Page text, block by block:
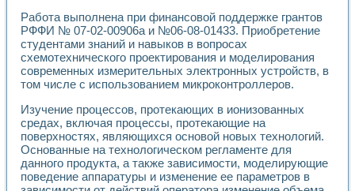
Разработка модификаций алгоритма полигармонической
Учебный стенд для исследования принципа действия
Виртуальная система поддержки принимаемых решений в
Преемственность дисциплин «Моделирование систем» и
Универсальный стенд для исследования электрических
Виртуальный измеритель частотных характеристик на
Лабораторный практикум по основам теории Коммутации
Разработка виртуальной лабораторной работы
Виртуальные практикумы по электротехнике в среде
Из опыта внедрения в рамках национального проекта
Исследование эффективности решателей
Работа выполнена при финансовой поддержке грантов
РФФИ № 07-02-00906а и №06-08-01433. Приобретение
студентами знаний и навыков в вопросах
схемотехнического проектирования и моделирования
современных измерительных электронных устройств, в
том числе с использованием микроконтроллеров.
Изучение процессов, протекающих в ионизованных
средах, включая процессы, протекающие на
поверхностях, являющихся основой новых технологий.
Основанные на технологическом регламенте для
данного продукта, а также зависимости, моделирующие
поведение аппаратуры и изменение ее параметров в